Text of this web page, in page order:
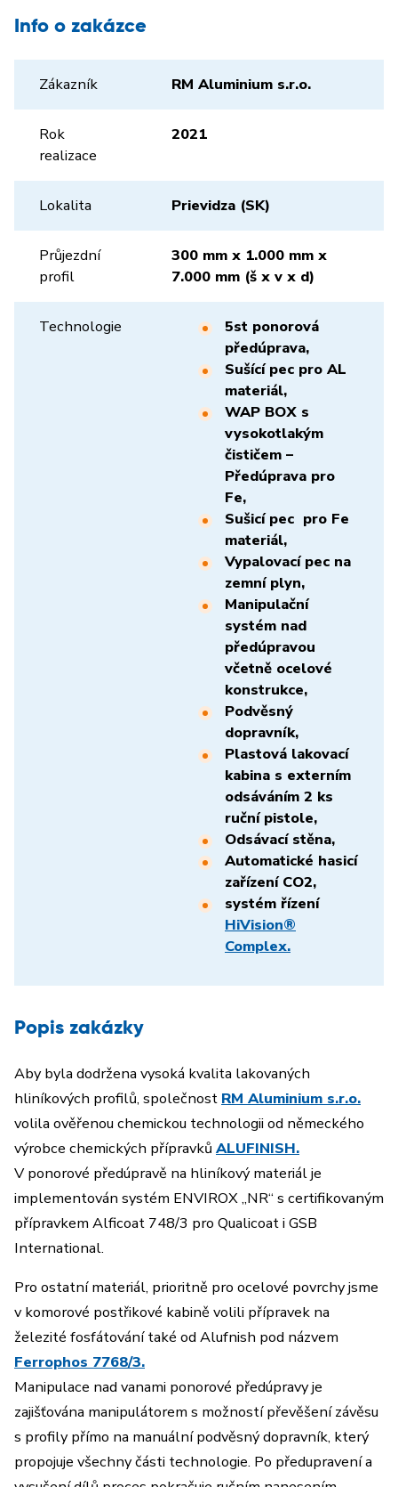
Info o zakázce
Zákazník RM Aluminium s.r.o.
Rok
realizace
2021
Lokalita Prievidza (SK)
Průjezdní
profil
300 mm x 1.000 mm x
7.000 mm (š x v x d)
Technologie
5st ponorová
předúprava,
Sušící pec pro AL
materiál,
WAP BOX s
vysokotlakým
čističem –
Předúprava pro
Fe,
Sušicí pec pro Fe
materiál,
Vypalovací pec na
zemní plyn,
Manipulační
systém nad
předúpravou
včetně ocelové
konstrukce,
Podvěsný
dopravník,
Plastová lakovací
kabina s externím
odsáváním 2 ks
ruční pistole,
Odsávací stěna,
Automatické hasicí
zařízení CO2,
systém řízení
HiVision®
Complex.
Popis zakázky
Aby byla dodržena vysoká kvalita lakovaných
hliníkových profilů, společnost RM Aluminium s.r.o.
volila ověřenou chemickou technologii od německého
výrobce chemických přípravků ALUFINISH.
V ponorové předúpravě na hliníkový materiál je
implementován systém ENVIROX „NR“ s certifikovaným
přípravkem Alficoat 748/3 pro Qualicoat i GSB
International.
Pro ostatní materiál, prioritně pro ocelové povrchy jsme
v komorové postřikové kabině volili přípravek na
železité fosfátování také od Alufnish pod názvem
Ferrophos 7768/3.
Manipulace nad vanami ponorové předúpravy je
zajišťována manipulátorem s možností převěšení závěsu
s profily přímo na manuální podvěsný dopravník, který
propojuje všechny části technologie. Po předupravení a